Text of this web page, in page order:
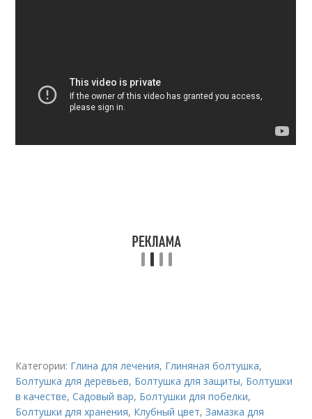
Категории: Глина для лечения, Глиняная болтушка,
Болтушка для деревьев, Болтушка для защиты, Болтушки
в качестве,Садовый вар, Болтушки для побелки,
Болтушки для хранения, Клубный цвет,Замазка для